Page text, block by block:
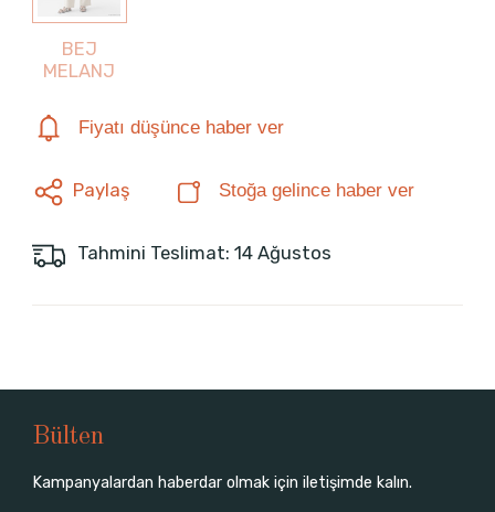
BEJ
MELANJ
Fiyatı düşünce haber ver
Paylaş Stoğa gelince haber ver
Tahmini Teslimat: 14 Ağustos
Bülten
Kampanyalardan haberdar olmak için iletişimde kalın.